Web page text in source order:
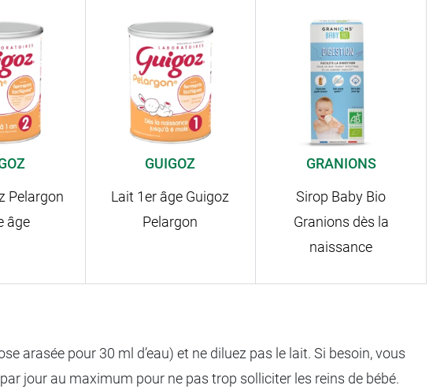
Pelargon
âge
GUIGOZ
Lait 1er âge Guigoz
Pelargon
GRANIONS
Sirop Baby Bio
Granions dès la
naissance
arasée pour 30 ml d’eau) et ne diluez pas le lait. Si besoin, vous
jour au maximum pour ne pas trop solliciter les reins de bébé.